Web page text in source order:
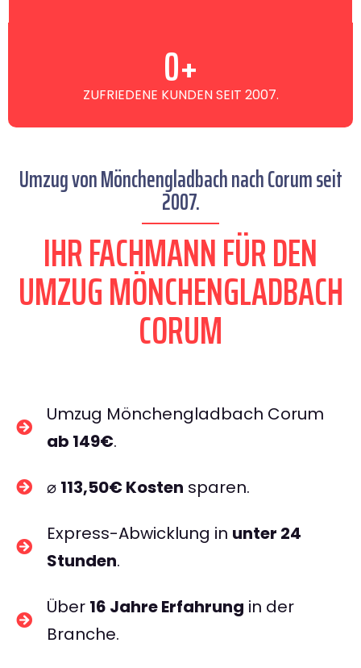
ZUFRIEDENE KUNDEN SEIT 2007.
0+
Umzug von Mönchengladbach nach Corum seit
2007.
IHR FACHMANN FÜR DEN
UMZUG MÖNCHENGLADBACH
CORUM
Umzug Mönchengladbach Corum
ab 149€.
⌀ 113,50€ Kosten sparen.
Express-Abwicklung in unter 24
Stunden.
Über 16 Jahre Erfahrung in der
Branche.